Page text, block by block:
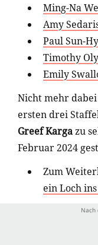
Ming-Na
Amy
Paul Sun-
Timothy
Emily
Nicht mehr
ersten drei
Greef Kargazu
Februar 2024
Zum
ein Loch